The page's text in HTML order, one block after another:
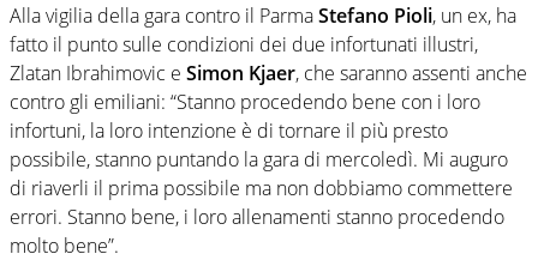
Alla vigilia della gara contro il ParmaStefano Pioli, un ex, ha
fatto il punto sulle condizioni dei due infortunati illustri,
Zlatan Ibrahimovic e Simon Kjaer, che saranno assenti anche
contro gli emiliani: “Stanno procedendo bene con i loro
infortuni, la loro intenzione è di tornare il più presto
possibile, stanno puntando la gara di mercoledì. Mi auguro
di riaverli il prima possibile ma non dobbiamo commettere
errori. Stanno bene, i loro allenamenti stanno procedendo
molto bene”.